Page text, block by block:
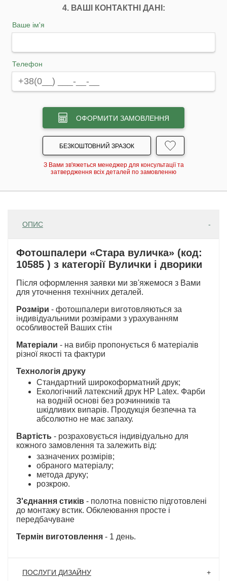
4. ВАШІ КОНТАКТНІ ДАНІ:
Ваше ім'я
Телефон
ОФОРМИТИ ЗАМОВЛЕННЯ
БЕЗКОШТОВНИЙ ЗРАЗОК
З Вами зв'яжеться менеджер для консультації та
затвердження всіх деталей по замовленню
ОПИС
Фотошпалери «Стара вуличка» (код:
10585 ) з категорії Вулички і дворики
Після оформлення заявки ми зв'яжемося з Вами
для уточнення технічних деталей.
Розміри - фотошпалери виготовляються за
індивідуальними розмірами з урахуванням
особливостей Ваших стін
Матеріали - на вибір пропонується 6 матеріалів
різної якості та фактури
Технологія друку
Стандартний широкоформатний друк;
Екологічний латексний друк HP Latex. Фарби
на водній основі без розчинників та
шкідливих випарів. Продукція безпечна та
абсолютно не має запаху.
Вартість - розраховується індивідуально для
кожного замовлення та залежить від:
зазначених розмірів;
обраного матеріалу;
метода друку;
розкрою.
З'єднання стиків - полотна повністю підготовлені
до монтажу встик. Обклеювання просте і
передбачуване
Термін виготовлення - 1 день.
ПОСЛУГИ ДИЗАЙНУ